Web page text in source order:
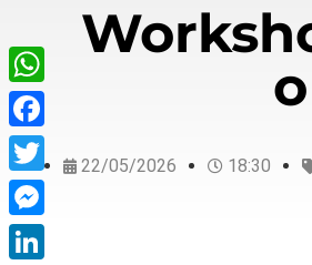
22/05/2026 18:30
WhatsApp
Facebook
Twitter
Messenger